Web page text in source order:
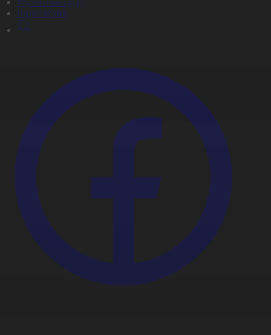
Видеоархив